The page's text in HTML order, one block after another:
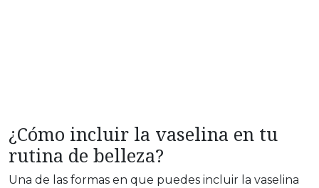
¿Cómo incluir la vaselina en tu
rutina de belleza?
Una de las formas en que puedes incluir la vaselina